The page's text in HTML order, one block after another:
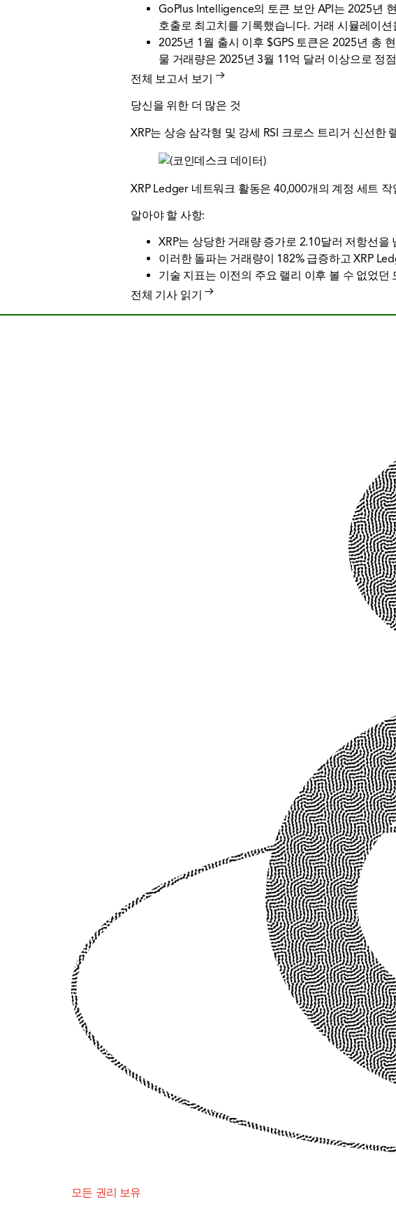
GoPlus Intelligence의 토큰 보안 API는 2025년
호출로 최고치를 기록했습니다. 거래 시뮬레이
2025년 1월 출시 이후 $GPS 토큰은 2025년 총
물 거래량은 2025년 3월 11억 달러 이상으로 정
전체 보고서 보기
당신을 위한 더 많은 것
XRP는 상승 삼각형 및 강세 RSI 크로스 트리거 신선한
XRP Ledger 네트워크 활동은 40,000개의 계정 세트
알아야 할 사항:
XRP는 상당한 거래량 증가로 2.10달러 저항선
이러한 돌파는 거래량이 182% 급증하고 XRP
기술 지표는 이전의 주요 랠리 이후 볼 수 없었
전체 기사 읽기
모든 권리 보유